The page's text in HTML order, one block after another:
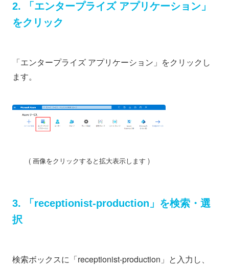
2. 「エンタープライズ アプリケーション」
をクリック
「エンタープライズ アプリケーション」をクリックし
ます。
( 画像をクリックすると拡大表示します )
3. 「receptionist-production」を検索・選
択
検索ボックスに「receptionist-production」と入力し、